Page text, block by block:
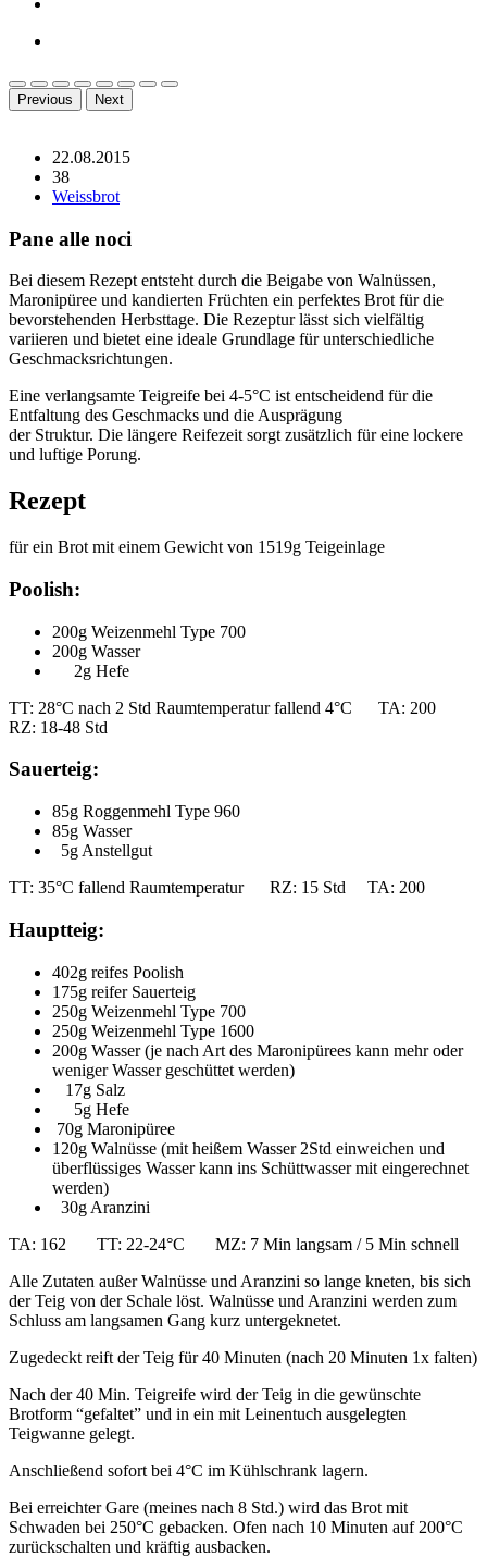
Previous Next
22.08.2015
38
Weissbrot
Pane alle noci
Bei diesem Rezept entsteht durch die Beigabe von Walnüssen,
Maronipüree und kandierten Früchten ein perfektes Brot für die
bevorstehenden Herbsttage. Die Rezeptur lässt sich vielfältig
variieren und bietet eine ideale Grundlage für unterschiedliche
Geschmacksrichtungen.
Eine verlangsamte Teigreife bei 4-5°C ist entscheidend für die
Entfaltung des Geschmacks und die Ausprägung
der Struktur. Die längere Reifezeit sorgt zusätzlich für eine lockere
und luftige Porung.
Rezept
für ein Brot mit einem Gewicht von 1519g Teigeinlage
Poolish:
200g Weizenmehl Type 700
200g Wasser
2g Hefe
TT: 28°C nach 2 Std Raumtemperatur fallend 4°C TA: 200
RZ: 18-48 Std
Sauerteig:
85g Roggenmehl Type 960
85g Wasser
5g Anstellgut
TT: 35°C fallend Raumtemperatur RZ: 15 Std TA: 200
Hauptteig:
402g reifes Poolish
175g reifer Sauerteig
250g Weizenmehl Type 700
250g Weizenmehl Type 1600
200g Wasser (je nach Art des Maronipürees kann mehr oder
weniger Wasser geschüttet werden)
17g Salz
5g Hefe
70g Maronipüree
120g Walnüsse (mit heißem Wasser 2Std einweichen und
überflüssiges Wasser kann ins Schüttwasser mit eingerechnet
werden)
30g Aranzini
TA: 162 TT: 22-24°C MZ: 7 Min langsam / 5 Min schnell
Alle Zutaten außer Walnüsse und Aranzini so lange kneten, bis sich
der Teig von der Schale löst. Walnüsse und Aranzini werden zum
Schluss am langsamen Gang kurz untergeknetet.
Zugedeckt reift der Teig für 40 Minuten (nach 20 Minuten 1x falten)
Nach der 40 Min. Teigreife wird der Teig in die gewünschte
Brotform “gefaltet” und in ein mit Leinentuch ausgelegten
Teigwanne gelegt.
Anschließend sofort bei 4°C im Kühlschrank lagern.
Bei erreichter Gare (meines nach 8 Std.) wird das Brot mit
Schwaden bei 250°C gebacken. Ofen nach 10 Minuten auf 200°C
zurückschalten und kräftig ausbacken.